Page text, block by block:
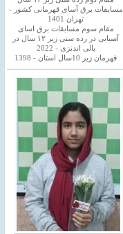
مسابقات برق آسای قهرمانی کشور -
تهران 1401
مقام سوم مسابقات برق اسای
آسیایی در رده سنی زیر ۱۲ سال در
بالی اندنزی - 2022
قهرمان زیر 10سال استان - 1398